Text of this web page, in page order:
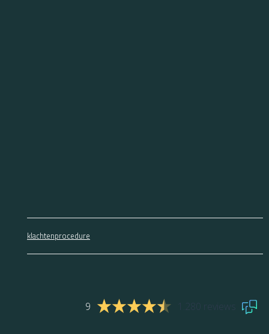
klachtenprocedure
9